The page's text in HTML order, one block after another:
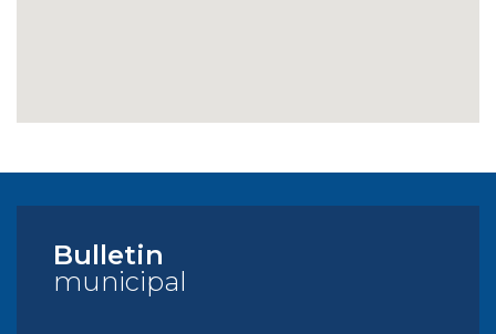
Bulletin
municipal